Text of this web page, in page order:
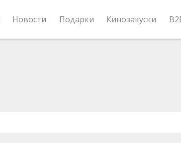
Новости Подарки Кинозакуски